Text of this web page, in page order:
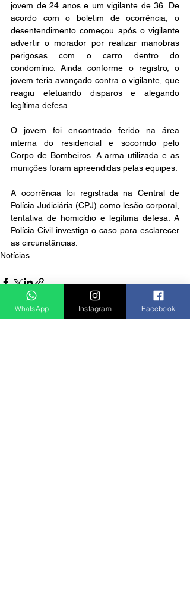
jovem de 24 anos e um vigilante de 36. De
acordo com o boletim de ocorrência, o
desentendimento começou após o vigilante
advertir o morador por realizar manobras
perigosas com o carro dentro do
condomínio. Ainda conforme o registro, o
jovem teria avançado contra o vigilante, que
reagiu efetuando disparos e alegando
legítima defesa.
O jovem foi encontrado ferido na área
interna do residencial e socorrido pelo
Corpo de Bombeiros. A arma utilizada e as
munições foram apreendidas pelas equipes.
A ocorrência foi registrada na Central de
Polícia Judiciária (CPJ) como lesão corporal,
tentativa de homicídio e legítima defesa. A
Polícia Civil investiga o caso para esclarecer
as circunstâncias.
Notícias
WhatsApp Instagram Facebook